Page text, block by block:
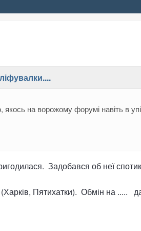
Задобався об неї
Пятихатки). Обмін на .....